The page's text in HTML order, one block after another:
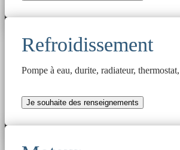
Refroidissement
Pompe à eau, durite, radiateur,
Je souhaite des renseignements